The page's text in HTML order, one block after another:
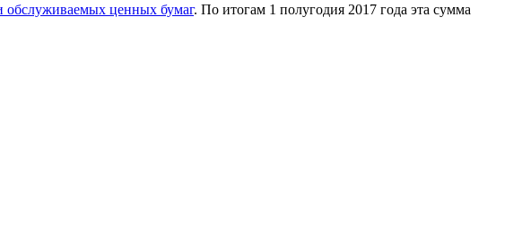
ценных бумаг. По итогам 1 полугодия 2017 года эта сумма